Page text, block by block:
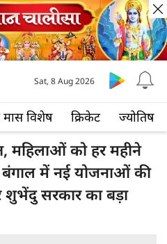
मास विशेष क्रिकेट ज्योतिष
Sat, 8 Aug 2026
को हर महीने
में नई योजनाओं की
शुभेंदु सरकार का बड़ा